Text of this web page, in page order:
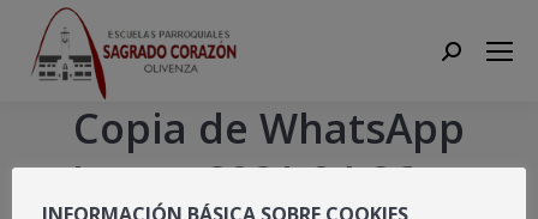
Search:
Copia de WhatsApp
Image 2021-04-26 at
INFORMACIÓN BÁSICA SOBRE COOKIES